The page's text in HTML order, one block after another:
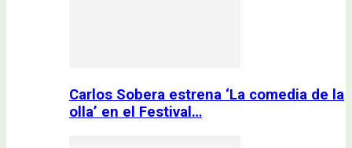
Carlos Sobera estrena ‘La comedia de la
olla’ en el Festival…